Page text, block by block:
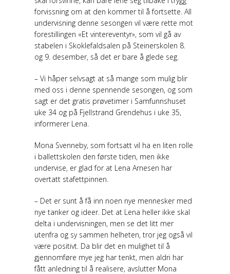
forvissning om at den kommer til å fortsette. All
undervisning denne sesongen vil være rette mot
forestillingen «Et vintereventyr», som vil gå av
stabelen i Skoklefaldsalen på Steinerskolen 8.
og 9. desember, så det er bare å glede seg.
– Vi håper selvsagt at så mange som mulig blir
med oss i denne spennende sesongen, og som
sagt er det gratis prøvetimer i Samfunnshuset
uke 34 og på Fjellstrand Grendehus i uke 35,
informerer Lena.
Mona Svenneby, som fortsatt vil ha en liten rolle
i ballettskolen den første tiden, men ikke
undervise, er glad for at Lena Arnesen har
overtatt stafettpinnen.
– Det er sunt å få inn noen nye mennesker med
nye tanker og ideer. Det at Lena heller ikke skal
delta i undervisningen, men se det litt mer
utenfra og sy sammen helheten, tror jeg også vil
være positivt. Da blir det en mulighet til å
gjennomføre mye jeg har tenkt, men aldri har
fått anledning til å realisere, avslutter Mona